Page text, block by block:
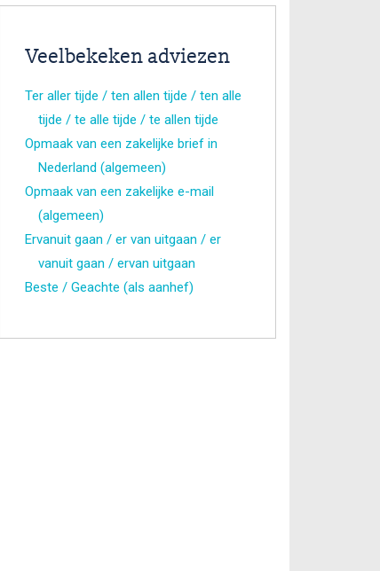
Veelbekeken adviezen
Ter aller tijde / ten allen tijde / ten alle
tijde / te alle tijde / te allen tijde
Opmaak van een zakelijke brief in
Nederland (algemeen)
Opmaak van een zakelijke e-mail
(algemeen)
Ervanuit gaan / er van uitgaan / er
vanuit gaan / ervan uitgaan
Beste / Geachte (als aanhef)